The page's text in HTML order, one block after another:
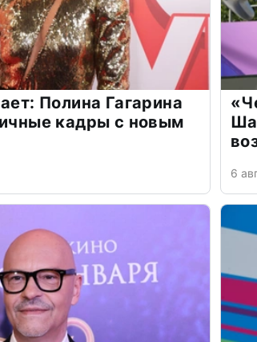
Полина Гагарина
кадры с новым
6